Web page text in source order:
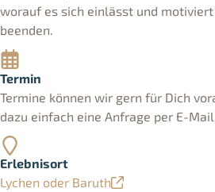
worauf es sich einlässt und motiviert
beenden.
Termin
Termine können wir gern für Dich
dazu einfach eine Anfrage per E-
Erlebnisort
Lychen oder Baruth